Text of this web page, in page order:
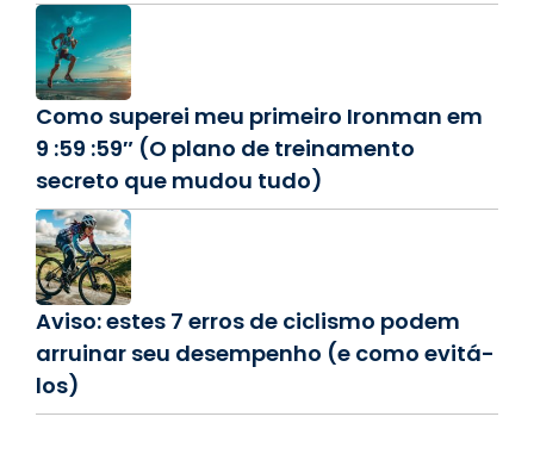
Como superei meu primeiro Ironman em
9 :59 :59″ (O plano de treinamento
secreto que mudou tudo)
Aviso: estes 7 erros de ciclismo podem
arruinar seu desempenho (e como evitá-
los)